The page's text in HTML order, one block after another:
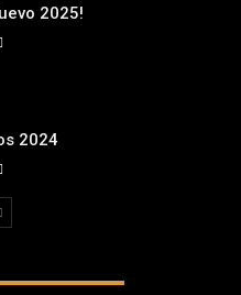
2025!
2024